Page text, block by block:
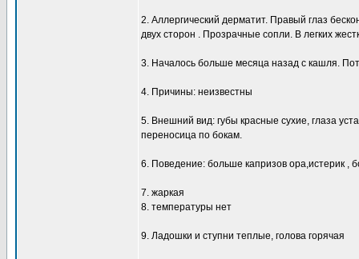
2. Аллергический дерматит. Правый глаз
двух сторон . Прозрачные сопли. В легких
3. Началось больше месяца назад с кашля.
4. Причины: неизвестны
5. Внешний вид: губы красные сухие, глаза
переносица по бокам.
6. Поведение: больше капризов ора,истерик ,
7. жаркая
8. температуры нет
9. Ладошки и ступни теплые, голова горячая